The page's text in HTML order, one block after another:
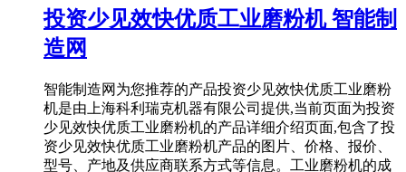
投资少见效快优质工业磨粉机 智能制
造网
智能制造网为您推荐的产品投资少见效快优质工业磨粉
机是由上海科利瑞克机器有限公司提供,当前页面为投资
少见效快优质工业磨粉机的产品详细介绍页面,包含了投
资少见效快优质工业磨粉机产品的图片、价格、报价、
型号、产地及供应商联系方式等信息。工业磨粉机的成